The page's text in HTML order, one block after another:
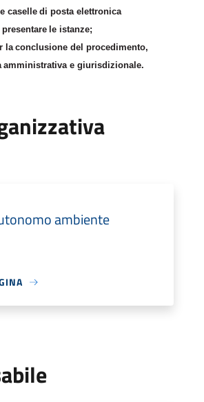
e caselle di posta elettronica
presentare le istanze;
la conclusione del procedimento,
amministrativa e giurisdizionale.
ambiente